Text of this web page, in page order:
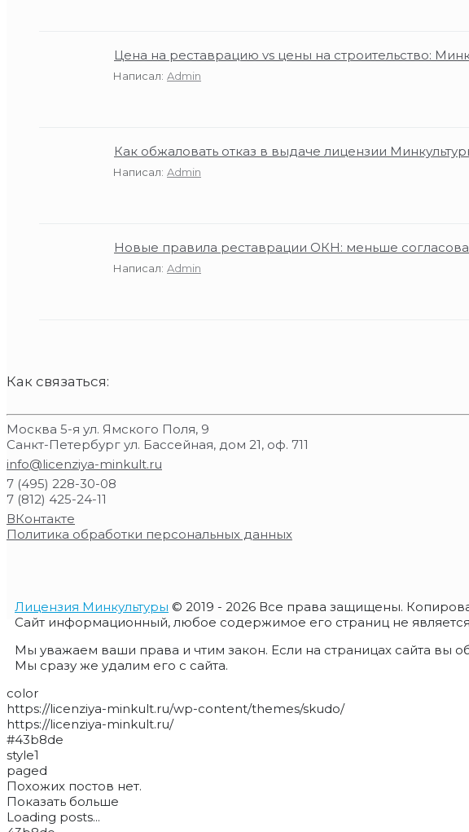
Цена на реставрацию vs цены на строительство:
Написал: Admin
Как обжаловать отказ в выдаче лицензии
Написал: Admin
Новые правила реставрации ОКН: меньше
Написал: Admin
Как связаться:
Москва 5-я ул. Ямского Поля, 9
Санкт-Петербург ул. Бассейная, дом 21, оф. 711
info@licenziya-minkult.ru
7 (495) 228-30-08
7 (812) 425-24-11
ВКонтакте
Политика обработки персональных данных
Лицензия Минкультуры © 2019 - 2026 Все права защищены.
Сайт информационный, любое содержимое его страниц не
Мы уважаем ваши права и чтим закон. Если на страницах сайта вы
Мы сразу же удалим его с сайта.
color
https://licenziya-minkult.ru/wp-content/themes/skudo/
https://licenziya-minkult.ru/
#43b8de
style1
paged
Похожих постов нет.
Показать больше
Loading posts...